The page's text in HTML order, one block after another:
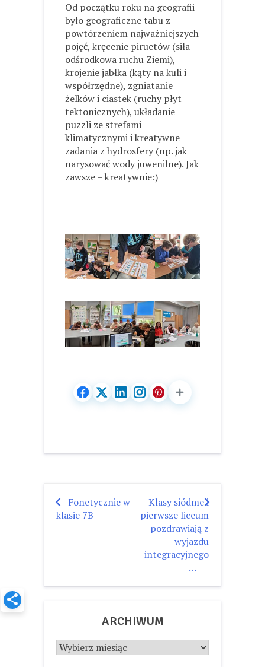
Od początku roku na geografii
było geograficzne tabu z
powtórzeniem najważniejszych
pojęć, kręcenie piruetów (siła
odśrodkowa ruchu Ziemi),
krojenie jabłka (kąty na kuli i
współrzędne), zgniatanie
żelków i ciastek (ruchy płyt
tektonicznych), układanie
puzzli ze strefami
klimatycznymi i kreatywne
zadania z hydrosfery (np. jak
narysować wody juwenilne). Jak
zawsze – kreatywnie:)
Nawigacja
Fonetycznie w
klasie 7B
Klasy siódme i
pierwsze liceum
pozdrawiają z
wyjazdu
integracyjnego
…
ARCHIWUM
Archiwum